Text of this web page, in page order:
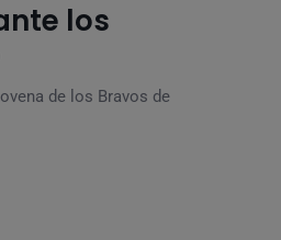
los
de los Bravos de